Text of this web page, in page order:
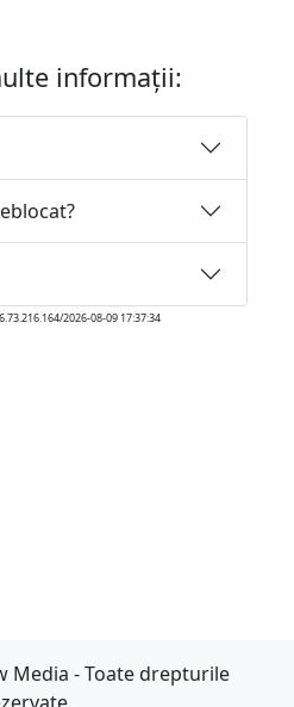
informații:
2026-08-09 17:37:34
Media - Toate drepturile